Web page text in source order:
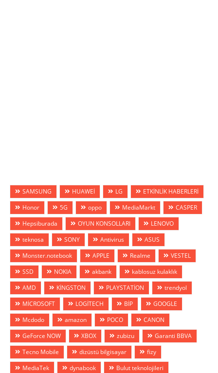
SAMSUNG HUAWEİ LG
ETKİNLİK HABERLERİ
Honor
5G oppo MediaMarkt
CASPER
Hepsiburada
OYUN KONSOLLARI
LENOVO
teknosa
SONY Antivirus
ASUS
Monster.notebook
APPLE Realme
VESTEL
SSD
NOKIA akbank
kablosuz kulaklık
AMD
KİNGSTON PLAYSTATİON
trendyol
MİCROSOFT
LOGİTECH BİP
GOOGLE
Mcdodo
amazon POCO
CANON
GeForce NOW
XBOX zubizu
Garanti BBVA
Tecno Mobile
dizüstü bilgisayar
fizy
MediaTek
dynabook
Bulut teknolojileri